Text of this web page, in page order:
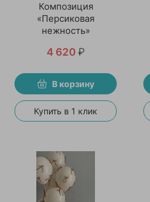
Композиция
«Персиковая
нежность»
4 620 ₽
В корзину
Купить в 1 клик